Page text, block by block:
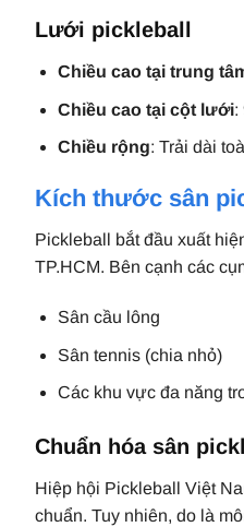
Lưới pickleball
Chiều cao tại trung
Chiều cao tại cột lưới:
Chiều rộng: Trải dài
Kích thước sân
Pickleball bắt đầu xuất
TP.HCM. Bên cạnh các
Sân cầu lông
Sân tennis (chia nhỏ)
Các khu vực đa năng
Chuẩn hóa sân
Hiệp hội Pickleball Việt
chuẩn. Tuy nhiên, do là